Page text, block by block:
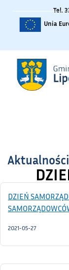
Tel.
Unia
Aktualności
DZIEŃ
2021-05-27